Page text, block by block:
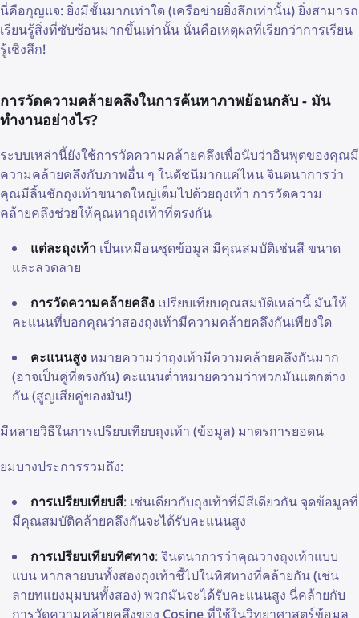
นี่คือกุญแจ: ยิ่งมีชั้นมากเท่าใด (เครือข่ายยิ่งลึกเท่านั้น) ยิ่งสามารถ
เรียนรู้สิ่งที่ซับซ้อนมากขึ้นเท่านั้น นั่นคือเหตุผลที่เรียกว่าการเรียน
รู้เชิงลึก!
การวัดความคล้ายคลึงในการค้นหาภาพย้อนกลับ - มัน
ทำงานอย่างไร?
ระบบเหล่านี้ยังใช้การวัดความคล้ายคลึงเพื่อนับว่าอินพุตของคุณมี
ความคล้ายคลึงกับภาพอื่น ๆ ในดัชนีมากแค่ไหน จินตนาการว่า
คุณมีลิ้นชักถุงเท้าขนาดใหญ่เต็มไปด้วยถุงเท้า การวัดความ
คล้ายคลึงช่วยให้คุณหาถุงเท้าที่ตรงกัน
แต่ละถุงเท้า เป็นเหมือนชุดข้อมูล มีคุณสมบัติเช่นสี ขนาด
และลวดลาย
การวัดความคล้ายคลึง เปรียบเทียบคุณสมบัติเหล่านี้ มันให้
คะแนนที่บอกคุณว่าสองถุงเท้ามีความคล้ายคลึงกันเพียงใด
คะแนนสูง หมายความว่าถุงเท้ามีความคล้ายคลึงกันมาก
(อาจเป็นคู่ที่ตรงกัน) คะแนนต่ำหมายความว่าพวกมันแตกต่าง
กัน (สูญเสียคู่ของมัน!)
มีหลายวิธีในการเปรียบเทียบถุงเท้า (ข้อมูล) มาตรการยอดน
ิยมบางประการรวมถึง:
การเปรียบเทียบสี: เช่นเดียวกับถุงเท้าที่มีสีเดียวกัน จุดข้อมูลที่
มีคุณสมบัติคล้ายคลึงกันจะได้รับคะแนนสูง
การเปรียบเทียบทิศทาง: จินตนาการว่าคุณวางถุงเท้าแบบ
แบน หากลายบนทั้งสองถุงเท้าชี้ไปในทิศทางที่คล้ายกัน (เช่น
ลายทแยงมุมบนทั้งสอง) พวกมันจะได้รับคะแนนสูง นี่คล้ายกับ
การวัดความคล้ายคลึงของ Cosine ที่ใช้ในวิทยาศาสตร์ข้อมูล